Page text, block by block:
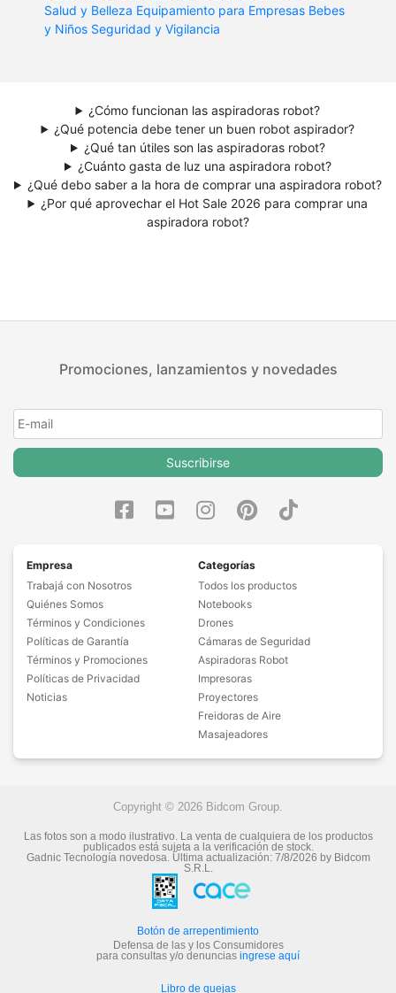
Salud y Belleza Equipamiento para Empresas Bebes
y Niños Seguridad y Vigilancia
¿Cómo funcionan las aspiradoras robot?
¿Qué potencia debe tener un buen robot aspirador?
¿Qué tan útiles son las aspiradoras robot?
¿Cuánto gasta de luz una aspiradora robot?
¿Qué debo saber a la hora de comprar una aspiradora robot?
¿Por qué aprovechar el Hot Sale 2026 para comprar una
aspiradora robot?
Promociones, lanzamientos y novedades
Suscribirse
Empresa
Trabajá con Nosotros
Quiénes Somos
Términos y Condiciones
Políticas de Garantía
Términos y Promociones
Políticas de Privacidad
Noticias
Categorías
Todos los productos
Notebooks
Drones
Cámaras de Seguridad
Aspiradoras Robot
Impresoras
Proyectores
Freidoras de Aire
Masajeadores
Copyright © 2026 Bidcom Group.
Las fotos son a modo ilustrativo. La venta de cualquiera de los productos
publicados está sujeta a la verificación de stock.
Gadnic Tecnología novedosa.Última actualización: 7/8/2026 by Bidcom
S.R.L.
Botón de arrepentimiento
Defensa de las y los Consumidores
para consultas y/o denuncias ingrese aquí
Libro de quejas